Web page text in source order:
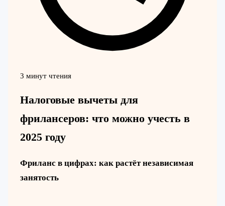
3 минут чтения
Налоговые вычеты для
фрилансеров: что можно учесть в
2025 году
Фриланс в цифрах: как растёт независимая
занятость